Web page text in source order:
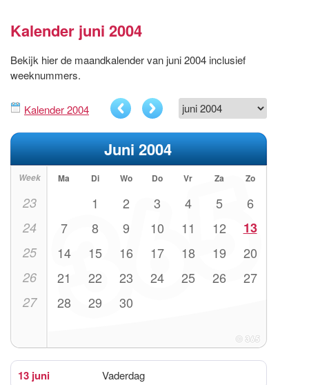
Kalender juni 2004
Bekijk hier de maandkalender van juni 2004 inclusief
weeknummers.
Kalender 2004
Juni 2004
Week Ma Di Wo Do Vr Za Zo
23 1 2 3 4 5 6
24 7 8 9 10 11 12 13
25 14 15 16 17 18 19 20
26 21 22 23 24 25 26 27
27 28 29 30
13 juni Vaderdag